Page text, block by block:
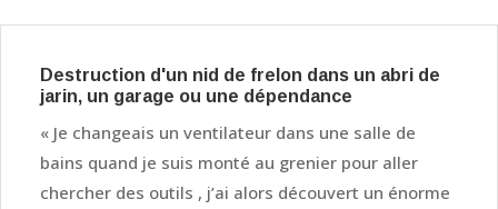
Destruction d'un nid de frelon dans un abri de
jarin, un garage ou une dépendance
« Je changeais un ventilateur dans une salle de
bains quand je suis monté au grenier pour aller
chercher des outils , j’ai alors découvert un énorme